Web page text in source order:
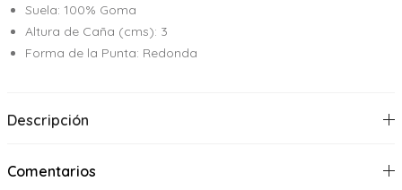
Suela: 100% Goma
Altura de Caña (cms): 3
Forma de la Punta: Redonda
Descripción
Comentarios